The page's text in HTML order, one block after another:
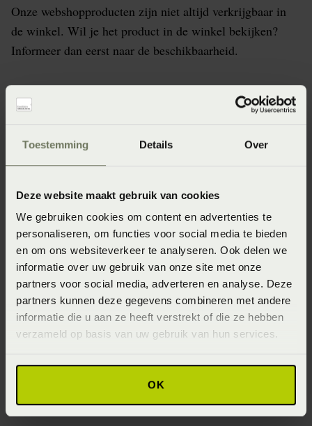
Toestemming Details Over
Deze website maakt gebruik van cookies
We gebruiken cookies om content en advertenties te
personaliseren, om functies voor social media te bieden
en om ons websiteverkeer te analyseren. Ook delen we
informatie over uw gebruik van onze site met onze
partners voor social media, adverteren en analyse. Deze
partners kunnen deze gegevens combineren met andere
informatie die u aan ze heeft verstrekt of die ze hebben
verzameld op basis van uw gebruik van hun services.
OK
Onze webshopproducten zijn niet altijd verkrijgbaar in
de winkel. Wil je het product in de winkel bekijken?
Informeer dan eerst naar de beschikbaarheid.
Artikelnummer
8718471363730
Wasinstructie
Het is aan te bevelen om deze badjas te wassen op maximaal
40°C. Was binnenstebuiten zodat de kleuren mooi blijven en
je zo lang mogelijk van de badjas kunt genieten. De badjas
kan op lage temperatuur gedroogd worden in de droger. Haal
het direct uit zodat het zo min mogelijk kreukt. Bij voorkeur
niet strijken.
Materiaal
85% katoen 15% bamboe (Katoen)